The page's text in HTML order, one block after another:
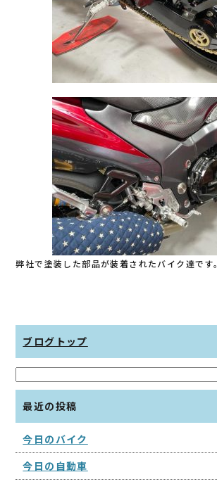
弊社で塗装した部品が装着されたバイク達で
ブログトップ
最近の投稿
今日のバイク
今日の自動車